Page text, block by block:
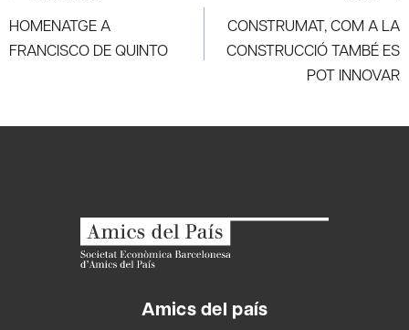
navigation
HOMENATGE A
FRANCISCO DE QUINTO
CONSTRUMAT, COM A LA
CONSTRUCCIÓ TAMBÉ ES
POT INNOVAR
Amics del país